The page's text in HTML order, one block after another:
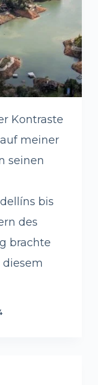
Kontraste
meiner
seinen
bis
des
brachte
diesem